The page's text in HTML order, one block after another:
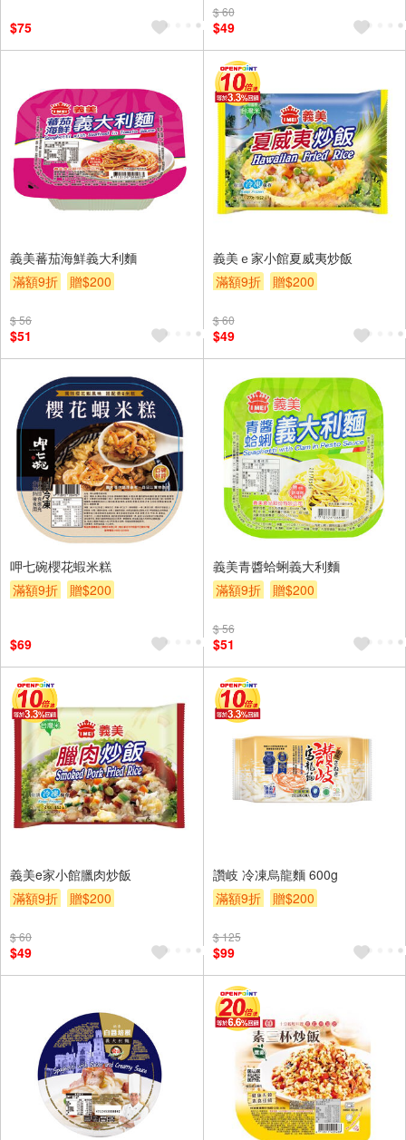
$75
$ 60
$49
義美蕃茄海鮮義大利麵
滿額9折
贈$200
$ 56
$51
義美ｅ家小館夏威夷炒飯
滿額9折
贈$200
$ 60
$49
呷七碗櫻花蝦米糕
滿額9折
贈$200
$69
義美青醬蛤蜊義大利麵
滿額9折
贈$200
$ 56
$51
義美e家小館臘肉炒飯
滿額9折
贈$200
$ 60
$49
讚岐 冷凍烏龍麵 600g
滿額9折
贈$200
$ 125
$99